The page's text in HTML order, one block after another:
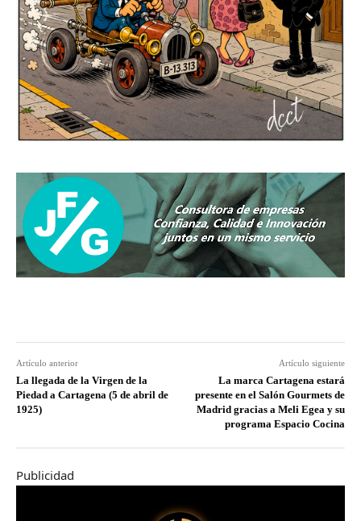
Artículo anterior
La llegada de la Virgen de la
Piedad a Cartagena (5 de abril de
1925)
Artículo siguiente
La marca Cartagena estará
presente en el Salón Gourmets de
Madrid gracias a Meli Egea y su
programa Espacio Cocina
Publicidad